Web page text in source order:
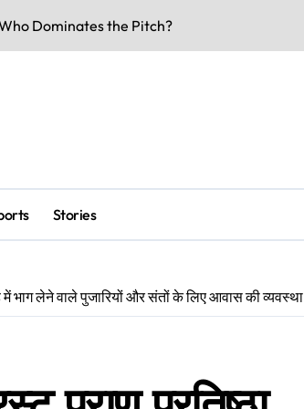
& Key Talks
Highlights
Date Out
Clash
Underway
Smarter & Earn Online
Stories
में भाग लेने वाले पुजारियों और संतों के लिए आवास की